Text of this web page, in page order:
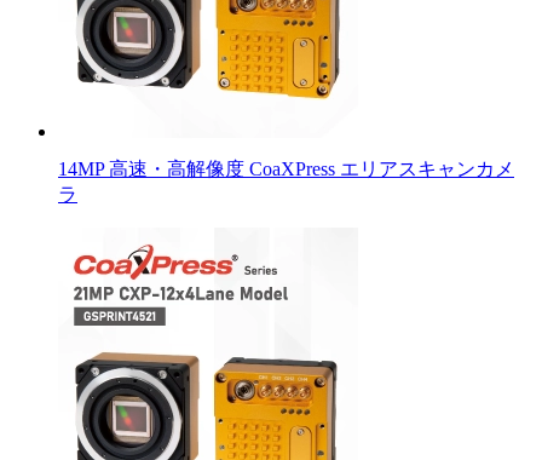
14MP 高速・高解像度 CoaXPress エリアスキャンカメ
ラ